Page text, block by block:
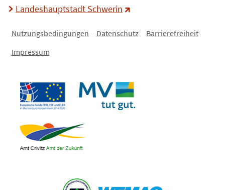
Landeshauptstadt Schwerin
Nutzungsbedingungen Datenschutz
Barrierefreiheit
Impressum